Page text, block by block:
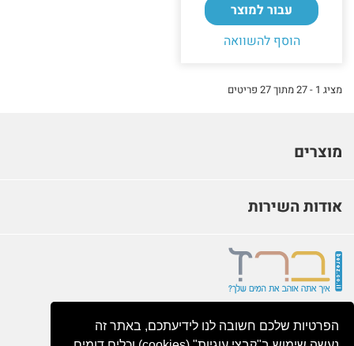
הפרטיות שלכם חשובה לנו לידיעתכם, באתר זה
עבור למוצר
הוסף להשוואה
מציג 1 - 27 מתוך 27 פריטים
מוצרים
אודות השירות
‫‫פרטי‬ התקשרות‬
שדרות העצמאות 51, בת ים